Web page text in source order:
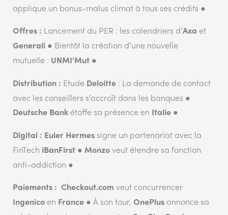
applique un bonus-malus climat à tous ses crédits ●
Offres : Lancement du PER : les calendriers d’Axa et
Generali ● Bientôt la création d’une nouvelle
mutuelle : UNMI’Mut ●
Distribution : Etude Deloitte : La demande de contact
avec les conseillers s’accroît dans les banques ●
Deutsche Bank étoffe sa présence en Italie ●
Digital : Euler Hermes signe un partenariat avec la
FinTech iBanFirst ● Monzo veut étendre sa fonction
anti-addiction ●
Paiements : Checkout.com veut concurrencer
Ingenico en France ● À son tour, OnePlus annonce sa